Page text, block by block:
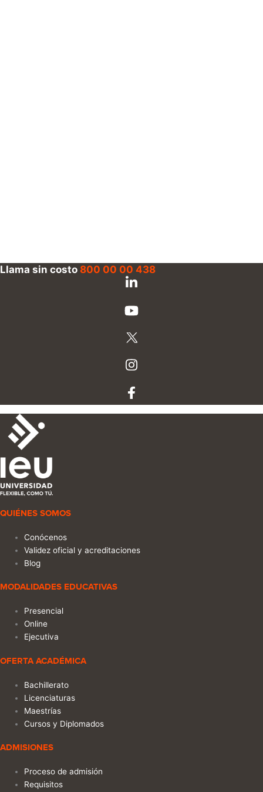
Llama sin costo 800 00 00 438
QUIÉNES SOMOS
Conócenos
Validez oficial y acreditaciones
Blog
MODALIDADES EDUCATIVAS
Presencial
Online
Ejecutiva
OFERTA ACADÉMICA
Bachillerato
Licenciaturas
Maestrías
Cursos y Diplomados
ADMISIONES
Proceso de admisión
Requisitos